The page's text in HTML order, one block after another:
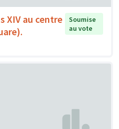
XIV au centre
Soumise
au vote